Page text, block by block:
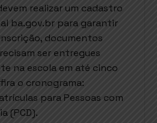
realizar um cadastro
ba.gov.br para garantir
documentos
ser entregues
na escola em até cinco
o cronograma:
para Pessoas com
(PCD).